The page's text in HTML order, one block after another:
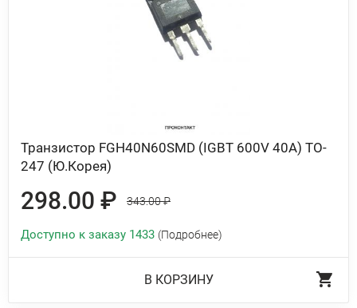
Транзистор FGH40N60SMD (IGBT 600V 40A) TO-
247 (Ю.Корея)
298.00 ₽ 343.00 ₽
Доступно к заказу 1433 (Подробнее)
В КОРЗИНУ